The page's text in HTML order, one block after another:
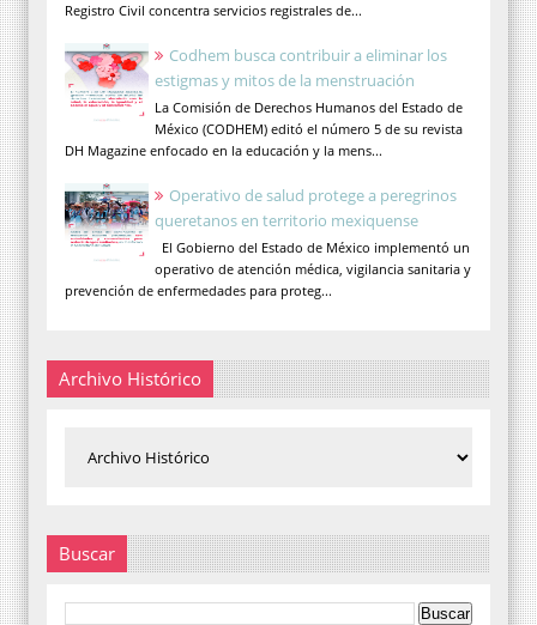
Registro Civil concentra servicios registrales de...
Codhem busca contribuir a eliminar los
estigmas y mitos de la menstruación
La Comisión de Derechos Humanos del Estado de
México (CODHEM) editó el número 5 de su revista
DH Magazine enfocado en la educación y la mens...
Operativo de salud protege a peregrinos
queretanos en territorio mexiquense
El Gobierno del Estado de México implementó un
operativo de atención médica, vigilancia sanitaria y
prevención de enfermedades para proteg...
Archivo Histórico
Buscar